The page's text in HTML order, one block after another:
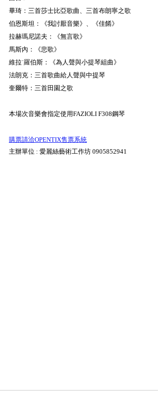
畢琦：三首莎士比亞歌曲、三首布朗寧之歌
伯恩斯坦：《我討厭音樂》、《佳餚》
拉赫瑪尼諾夫：《無言歌》
馬斯內：《悲歌》
維拉˙羅伯斯：《為人聲與小提琴組曲》
法朗克：三首歌曲給人聲與中提琴
奎爾特：三首田園之歌
本場次音樂會指定使用FAZIOLI F308鋼琴
購票請洽OPENTIX售票系統
主辦單位 : 愛麗絲藝術工作坊 0905852941